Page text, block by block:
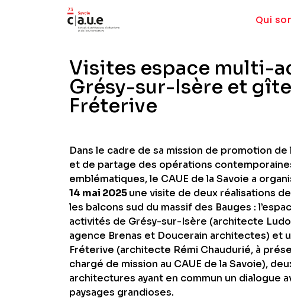
Qui
Visites espace multi-
Grésy-sur-Isère et
Fréterive
Dans le cadre de sa mission de promotion de
et de partage des opérations
emblématiques, le CAUE de la Savoie a
14 mai 2025une visite de deux réalisations
les balcons sud du massif des Bauges :
activités de Grésy-sur-Isère (architecte
agence Brenas et Doucerain architectes) et
Fréterive (architecte Rémi Chaudurié, à
chargé de mission au CAUE de la Savoie),
architectures ayant en commun un dialogue
paysages grandioses.